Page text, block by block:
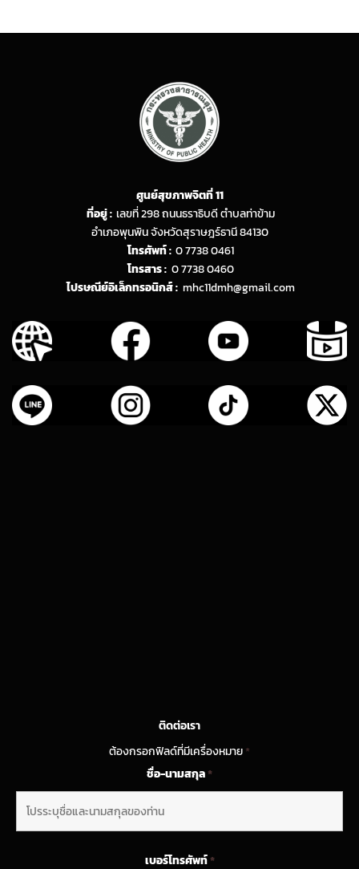
ศูนย์สุขภาพจิตที่ 11
ที่อยู่ : เลขที่ 298 ถนนธราธิบดี ตำบลท่าข้าม
อำเภอพุนพิน จังหวัดสุราษฎร์ธานี 84130
โทรศัพท์ : 0 7738 0461
โทรสาร : 0 7738 0460
ไปรษณีย์อิเล็กทรอนิกส์ : mhc11dmh@gmail.com
ติดต่อเรา
ต้องกรอกฟิลด์ที่มีเครื่องหมาย*
ชื่อ-นามสกุล*
เบอร์โทรศัพท์*